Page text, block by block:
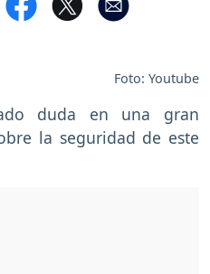
Foto: Youtube
duda en una gran
la seguridad de este